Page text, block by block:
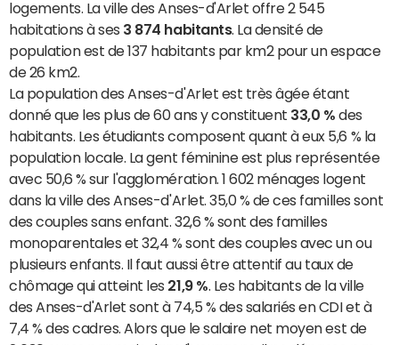
logements. La ville des Anses-d'Arlet offre 2 545
habitations à ses 3 874 habitants. La densité de
population est de 137 habitants par km2 pour un espace
de 26 km2.
La population des Anses-d'Arlet est très âgée étant
donné que les plus de 60 ans y constituent 33,0 % des
habitants. Les étudiants composent quant à eux 5,6 % la
population locale. La gent féminine est plus représentée
avec 50,6 % sur l'agglomération. 1 602 ménages logent
dans la ville des Anses-d'Arlet. 35,0 % de ces familles sont
des couples sans enfant. 32,6 % sont des familles
monoparentales et 32,4 % sont des couples avec un ou
plusieurs enfants. Il faut aussi être attentif au taux de
chômage qui atteint les 21,9 % . Les habitants de la ville
des Anses-d'Arlet sont à 74,5 % des salariés en CDI et à
7,4 % des cadres. Alors que le salaire net moyen est de